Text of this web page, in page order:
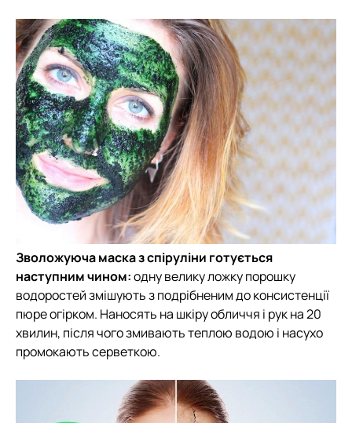
Зволожуюча маска з спіруліни готується
наступним чином:одну велику ложку порошку
водоростей змішують з подрібненим до консистенції
пюре огірком. Наносять на шкіру обличчя і рук на 20
хвилин, після чого змивають теплою водою і насухо
промокають серветкою.